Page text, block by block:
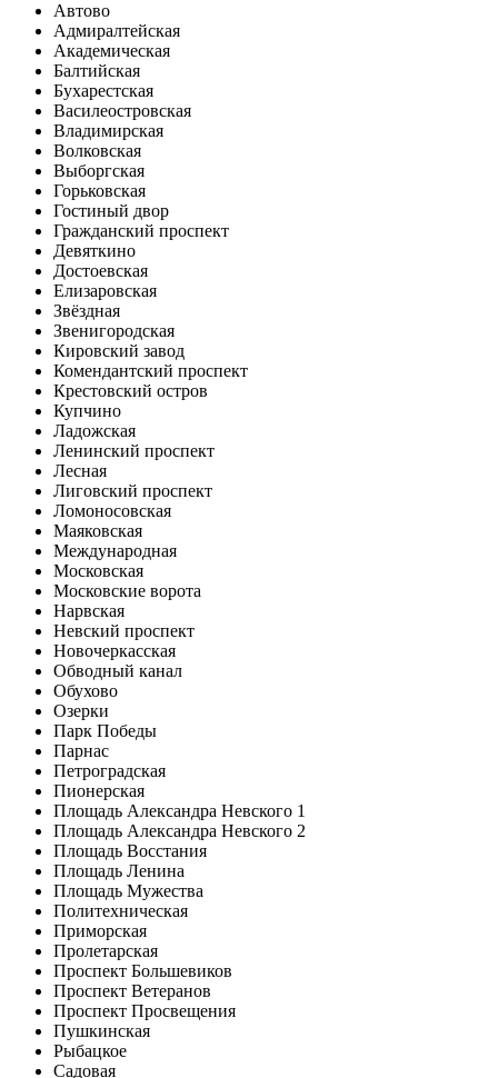
Автово
Адмиралтейская
Академическая
Балтийская
Бухарестская
Василеостровская
Владимирская
Волковская
Выборгская
Горьковская
Гостиный двор
Гражданский проспект
Девяткино
Достоевская
Елизаровская
Звёздная
Звенигородская
Кировский завод
Комендантский проспект
Крестовский остров
Купчино
Ладожская
Ленинский проспект
Лесная
Лиговский проспект
Ломоносовская
Маяковская
Международная
Московская
Московские ворота
Нарвская
Невский проспект
Новочеркасская
Обводный канал
Обухово
Озерки
Парк Победы
Парнас
Петроградская
Пионерская
Площадь Александра Невского 1
Площадь Александра Невского 2
Площадь Восстания
Площадь Ленина
Площадь Мужества
Политехническая
Приморская
Пролетарская
Проспект Большевиков
Проспект Ветеранов
Проспект Просвещения
Пушкинская
Рыбацкое
Садовая